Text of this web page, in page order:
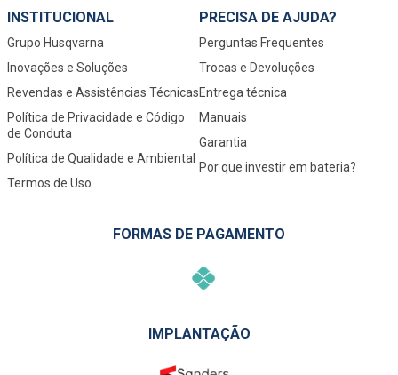
INSTITUCIONAL
Grupo Husqvarna
Inovações e Soluções
Revendas e Assistências Técnicas
Política de Privacidade e Código
de Conduta
Política de Qualidade e Ambiental
Termos de Uso
PRECISA DE AJUDA?
Perguntas Frequentes
Trocas e Devoluções
Entrega técnica
Manuais
Garantia
Por que investir em bateria?
FORMAS DE PAGAMENTO
IMPLANTAÇÃO